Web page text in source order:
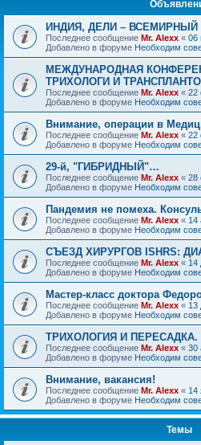
ИНДИЯ, ДЕЛИ – ВСЕМИРНЫЙ
Последнее сообщение Mr. Alexx « 06
Добавлено в форуме Необходим
МЕЖДУНАРОДНАЯ
ТРИХОЛОГИ И
Последнее сообщение Mr. Alexx « 22
Добавлено в форуме Необходим
Внимание, операции в
Последнее сообщение Mr. Alexx « 22
Добавлено в форуме Необходим
29-й, "ГИБРИДНЫЙ"…
Последнее сообщение Mr. Alexx « 28
Добавлено в форуме Необходим
Пандемия не помеха.
Последнее сообщение Mr. Alexx « 14
Добавлено в форуме Необходим
СЪЕЗД ХИРУРГОВ ISHRS:
Последнее сообщение Mr. Alexx « 14
Добавлено в форуме Необходим
Мастер-класс доктора
Последнее сообщение Mr. Alexx « 13
Добавлено в форуме Необходим
ТРИХОЛОГИЯ И
Последнее сообщение Mr. Alexx « 30
Добавлено в форуме Необходим
Внимание, вакансия!
Последнее сообщение Mr. Alexx « 14
Добавлено в форуме Необходим
Темы